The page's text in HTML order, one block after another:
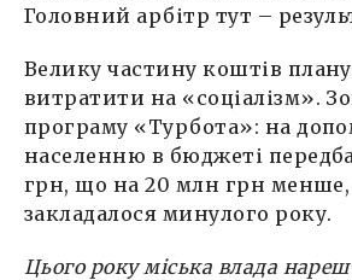
Головний арбітр тут –
Велику частину коштів
витратити на «соціалізм».
програму «Турбота»: на
населенню в бюджеті
грн, що на 20 млн грн
закладалося минулого року.
Цього року міська влада